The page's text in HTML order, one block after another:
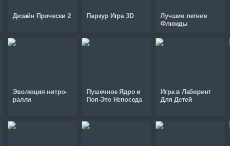
Дизайн Прически 2 Паркур Игра 3D
Лучшие летние
Флюиды
Эволюция нитро-
ралли
Пушечное Ядро и
Поп-Это Непоседа
Игра в Лабиринт
Для Детей